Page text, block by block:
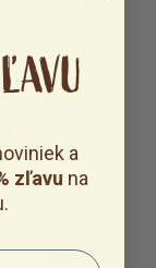
dlhodobý
a
zľavu na